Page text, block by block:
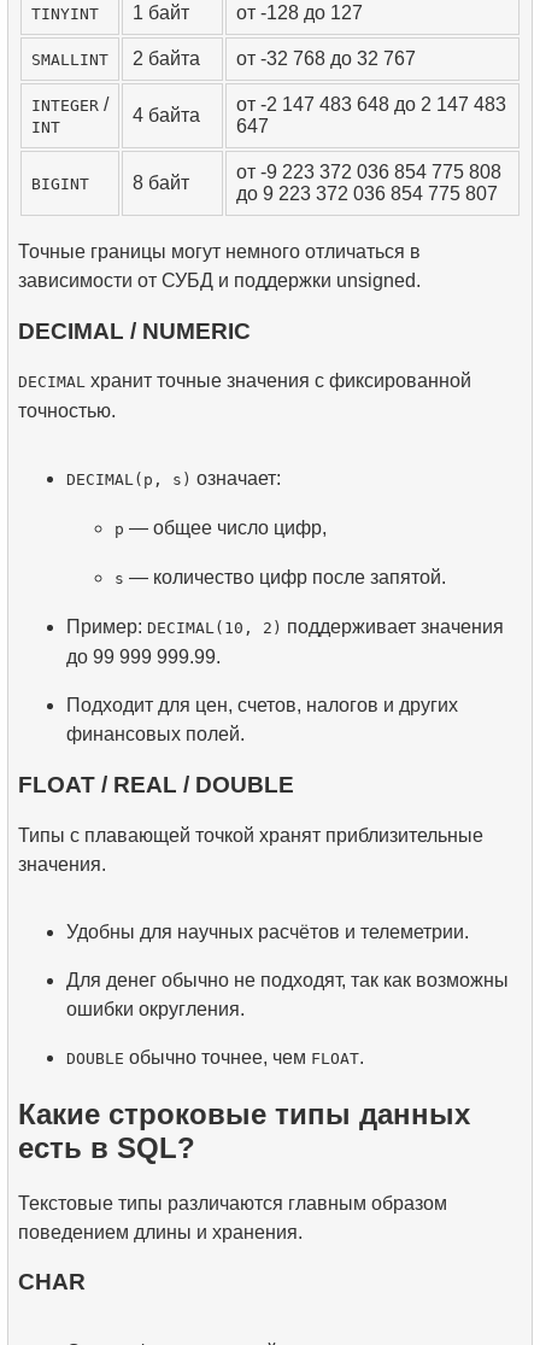
TINYINT 1 байт от -128 до 127
SMALLINT 2 байта от -32 768 до 32 767
INTEGER /
INT
4 байта
от -2 147 483 648 до 2 147 483
647
BIGINT 8 байт
от -9 223 372 036 854 775 808
до 9 223 372 036 854 775 807
Точные границы могут немного отличаться в
зависимости от СУБД и поддержки unsigned.
DECIMAL / NUMERIC
DECIMAL хранит точные значения с фиксированной
точностью.
DECIMAL(p, s) означает:
p — общее число цифр,
s — количество цифр после запятой.
Пример: DECIMAL(10, 2) поддерживает значения
до 99 999 999.99.
Подходит для цен, счетов, налогов и других
финансовых полей.
FLOAT / REAL / DOUBLE
Типы с плавающей точкой хранят приблизительные
значения.
Удобны для научных расчётов и телеметрии.
Для денег обычно не подходят, так как возможны
ошибки округления.
DOUBLE обычно точнее, чем FLOAT.
Какие строковые типы данных
есть в SQL?
Текстовые типы различаются главным образом
поведением длины и хранения.
CHAR